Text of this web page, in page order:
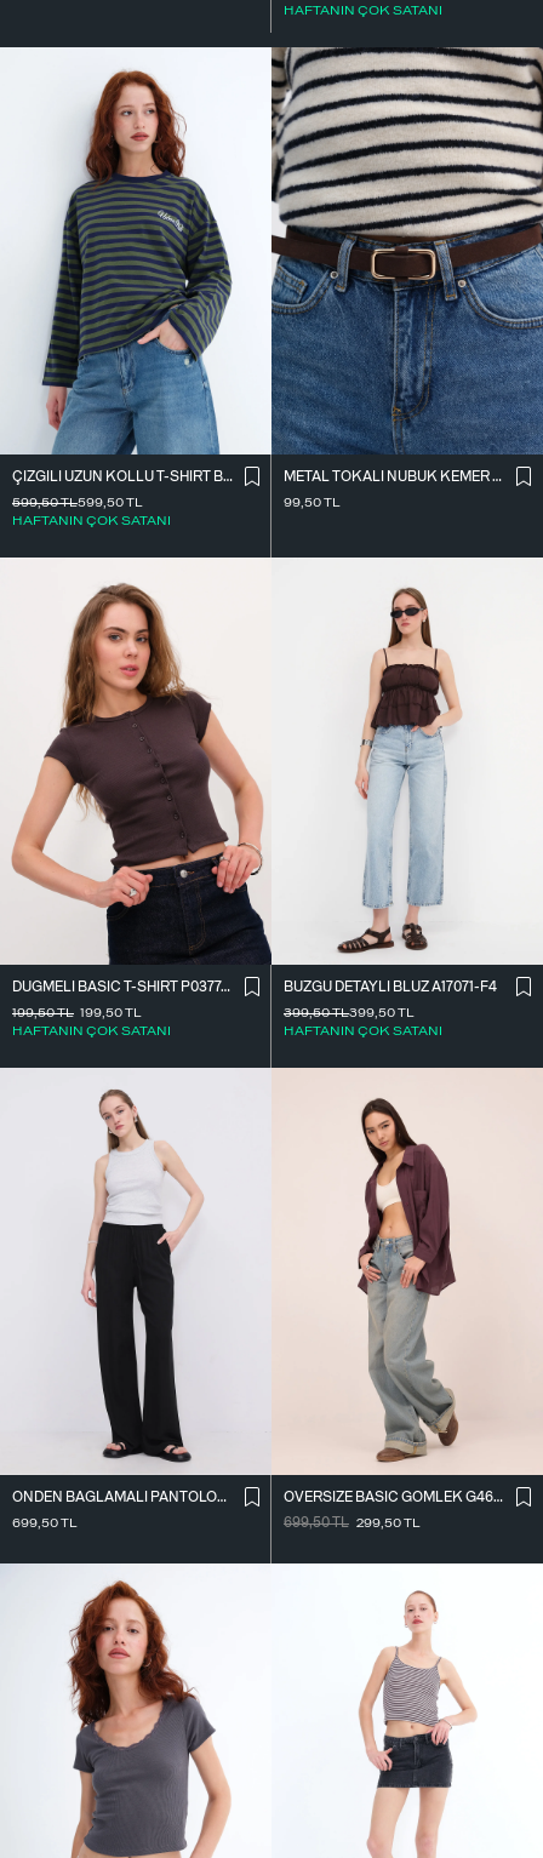
HAFTANIN ÇOK SATANI
ÇIZGILI UZUN KOLLU T-SHIRT B10644
599,50TL
HAFTANIN ÇOK SATANI
599,50TL
METAL TOKALI NUBUK KEMER K2004-1
99,50TL
DÜĞMELI BASIC T-SHIRT P0377-K12
199,50TL
HAFTANIN ÇOK SATANI
199,50TL
BÜZGÜ DETAYLI BLUZ A17071-F4
399,50TL
HAFTANIN ÇOK SATANI
399,50TL
ÖNDEN BAĞLAMALI PANTOLON PN16791-W12
699,50TL
OVERSIZE BASIC GÖMLEK G4612-Z2
699,50TL 299,50TL